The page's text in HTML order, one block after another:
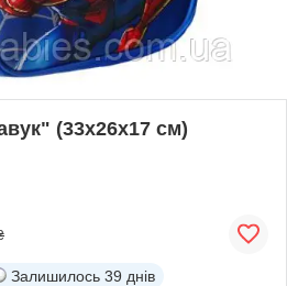
(33х26х17 см)
Залишилось 39 днів